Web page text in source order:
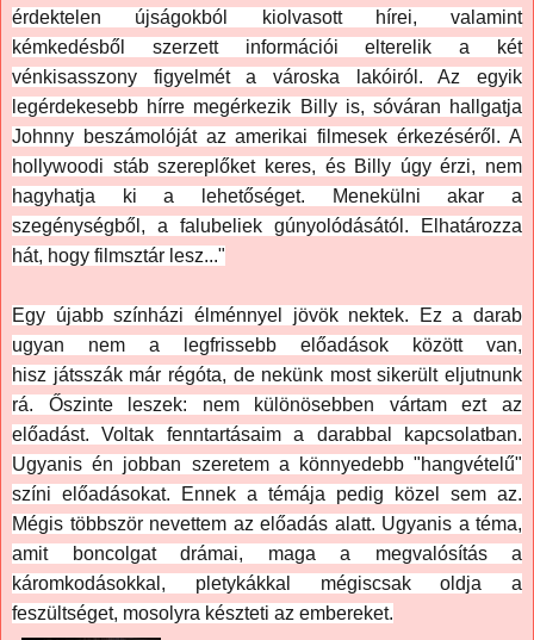
érdektelen újságokból kiolvasott hírei, valamint
kémkedésből szerzett információi elterelik a két
vénkisasszony figyelmét a városka lakóiról. Az egyik
legérdekesebb hírre megérkezik Billy is, sóváran hallgatja
Johnny beszámolóját az amerikai filmesek érkezéséről. A
hollywoodi stáb szereplőket keres, és Billy úgy érzi, nem
hagyhatja ki a lehetőséget. Menekülni akar a
szegénységből, a falubeliek gúnyolódásától. Elhatározza
hát, hogy filmsztár lesz..."
Egy újabb színházi élménnyel jövök nektek. Ez a darab
ugyan nem a legfrissebb előadások között van,
hisz játsszák már régóta, de nekünk most sikerült eljutnunk
rá. Őszinte leszek: nem különösebben vártam ezt az
előadást. Voltak fenntartásaim a darabbal kapcsolatban.
Ugyanis én jobban szeretem a könnyedebb "hangvételű"
színi előadásokat. Ennek a témája pedig közel sem az.
Mégis többször nevettem az előadás alatt. Ugyanis a téma,
amit boncolgat drámai, maga a megvalósítás a
káromkodásokkal, pletykákkal mégiscsak oldja a
feszültséget, mosolyra készteti az embereket.